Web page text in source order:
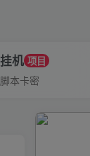
挂机 项目
脚本卡密